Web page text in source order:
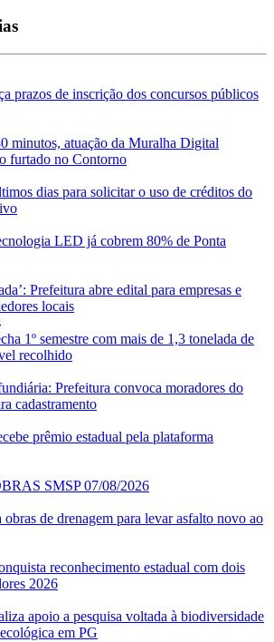
prazos de inscrição dos concursos públicos
minutos, atuação da Muralha Digital
furtado no Contorno
dias para solicitar o uso de créditos do
LED já cobrem 80% de Ponta
Prefeitura abre edital para empresas e
locais
1º semestre com mais de 1,3 tonelada de
recolhido
Prefeitura convoca moradores do
cadastramento
prêmio estadual pela plataforma
SMSP 07/08/2026
de drenagem para levar asfalto novo ao
reconhecimento estadual com dois
2026
apoio a pesquisa voltada à biodiversidade
em PG